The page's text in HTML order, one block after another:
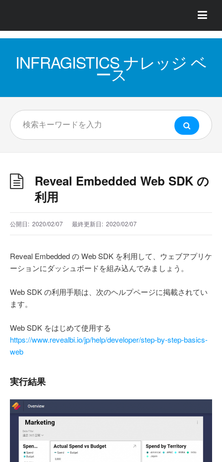
INFRAGISTICS ナレッジ ベ
ース
Reveal Embedded Web SDK の
利用
公開日: 2020/02/07 最終更新日: 2020/02/07
Reveal Embedded の Web SDK を利用して、ウェブアプリケ
ーションにダッシュボードを組み込んでみましょう。
Web SDK の利用手順は、次のヘルプページに掲載されてい
ます。
Web SDK をはじめて使用する
https://www.revealbi.io/jp/help/developer/step-by-step-basics-
web
実行結果